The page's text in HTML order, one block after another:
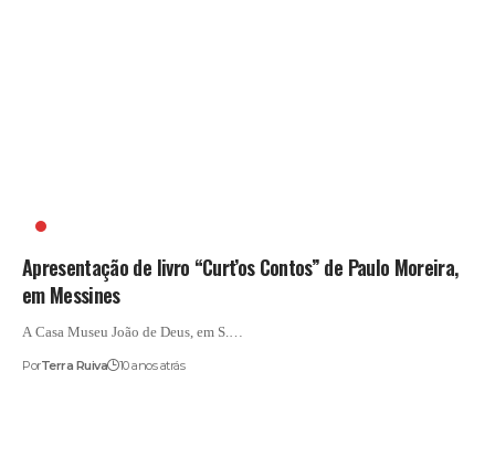
Apresentação de livro “Curt’os Contos” de Paulo Moreira,
em Messines
A Casa Museu João de Deus, em S.…
PorTerra Ruiva 10 anos atrás